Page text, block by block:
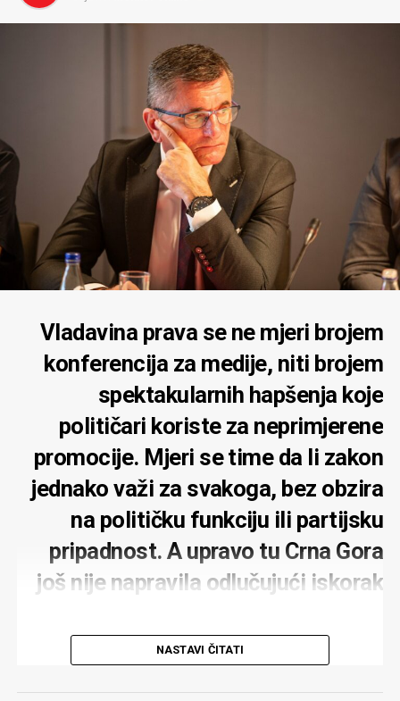
Vladavina prava se ne mjeri brojem
konferencija za medije, niti brojem
spektakularnih hapšenja koje
političari koriste za neprimjerene
promocije. Mjeri se time da li zakon
jednako važi za svakoga, bez obzira
na političku funkciju ili partijsku
pripadnost. A upravo tu Crna Gora
još nije napravila odlučujući iskorak
MONITOR:Zbog gradnje hotelskog kompleksa
NASTAVI ČITATI